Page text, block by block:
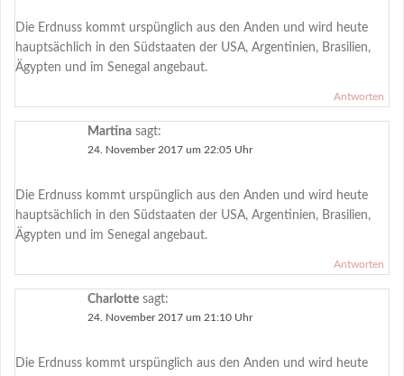
Die Erdnuss kommt urspünglich aus den Anden und wird heute
hauptsächlich in den Südstaaten der USA, Argentinien, Brasilien,
Ägypten und im Senegal angebaut.
Antworten
Martina sagt:
24. November 2017 um 22:05 Uhr
Die Erdnuss kommt urspünglich aus den Anden und wird heute
hauptsächlich in den Südstaaten der USA, Argentinien, Brasilien,
Ägypten und im Senegal angebaut.
Antworten
Charlotte sagt:
24. November 2017 um 21:10 Uhr
Die Erdnuss kommt urspünglich aus den Anden und wird heute